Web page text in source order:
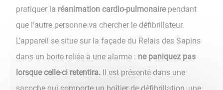
pratiquer la réanimation cardio-pulmonairependant
que l’autre personne va chercher le défibrillateur.
L’appareil se situe sur la façade du Relais des Sapins
dans un boite reliée à une alarme : ne paniquez pas
lorsque celle-ci retentira. Il est présenté dans une